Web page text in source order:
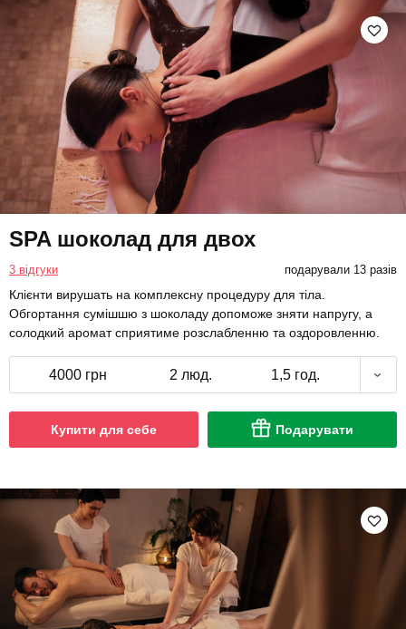
SPA шоколад для двох
3 відгуки подарували 13 разів
Клієнти вирушать на комплексну процедуру для тіла.
Обгортання сумішшю з шоколаду допоможе зняти напругу, а
солодкий аромат сприятиме розслабленню та оздоровленню.
4000 грн 2 люд. 1,5 год.
Купити для себе Подарувати